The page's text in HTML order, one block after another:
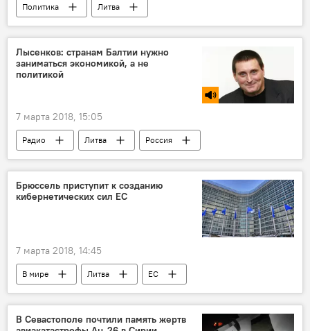
Политика
Литва
Саулюс Сквернялис
Милда Вайнюте
Лысенков: странам Балтии нужно
заниматься экономикой, а не
политикой
7 марта 2018, 15:05
Радио Литва Россия
Брюссель приступит к созданию
кибернетических сил ЕС
7 марта 2018, 14:45
В мире Литва
ЕС
кибербезопасность
В Севастополе почтили память жертв